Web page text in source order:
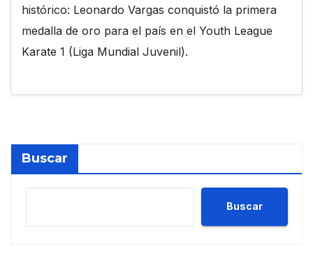
histórico: Leonardo Vargas conquistó la primera
medalla de oro para el país en el Youth League
Karate 1 (Liga Mundial Juvenil).
Buscar
Buscar